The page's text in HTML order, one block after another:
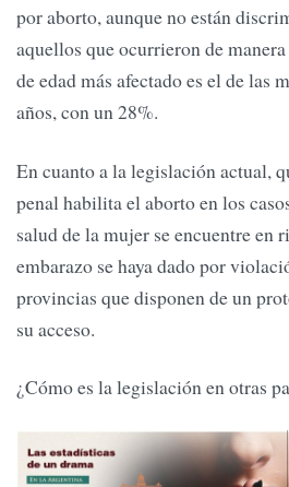
por aborto, aunque no están
aquellos que ocurrieron de
de edad más afectado es el de las
años, con un 28%.
En cuanto a la legislación actual,
penal habilita el aborto en los
salud de la mujer se encuentre en
embarazo se haya dado por
provincias que disponen de un
su acceso.
¿Cómo es la legislación en otras